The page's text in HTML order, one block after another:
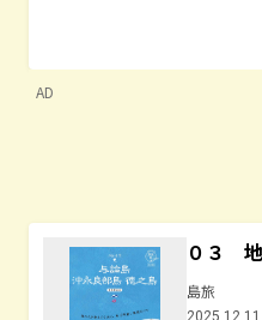
AD
０３
島旅